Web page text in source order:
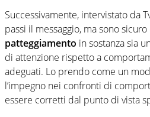
Successivamente, intervistato da
passi il messaggio, ma sono
patteggiamento in sostanza sia
di attenzione rispetto a
adeguati. Lo prendo come un
l’impegno nei confronti di
essere corretti dal punto di vista